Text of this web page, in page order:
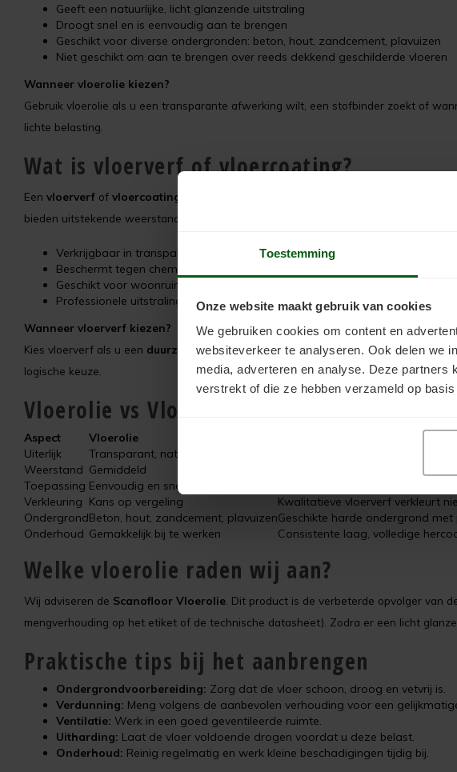
Toestemming
Onze website maakt gebruik van cookies
We gebruiken cookies om content en
websiteverkeer te analyseren. Ook delen we
media, adverteren en analyse. Deze partners
verstrekt of die ze hebben verzameld op
Geeft een natuurlijke, licht glanzende uitstraling
Droogt snel en is eenvoudig aan te brengen
Geschikt voor diverse ondergronden: beton, hout, zandcement, plavuizen
Niet geschikt om aan te brengen over reeds dekkend geschilderde vloeren
Wanneer vloerolie kiezen?
Gebruik vloerolie als u een transparante afwerking wilt, een stofbinder zoekt of
lichte belasting.
Wat is vloerverf of vloercoating?
Een vloerverf of vloercoating
is een verflaag die de vloer beschermt en tegelijk
bieden uitstekende weerstand tegen slijtage en chemicaliën. Veel vloerverven
Verkrijgbaar in transparante en dekkende varianten
Beschermt tegen chemicaliën, vocht en mechanische belasting
Geschikt voor woonruimtes, winkels, garages en werkplaatsen
Professionele uitstraling met kleur- en glansopties
Wanneer vloerverf kiezen?
Kies vloerverf als u een duurzame en onderhoudsvriendelijke vloerafwerking
logische keuze.
Vloerolie vs Vloerverf: de belangrijkste
Aspect Vloerolie
Uiterlijk
Transparant, natuurlijke look
Dekkend of transparant, keuze
Weerstand Gemiddeld
Toepassing Eenvoudig en snel
Verkleuring Kans op vergeling
Kwalitatieve vloerverf verkleurt
OndergrondBeton, hout, zandcement, plavuizenGeschikte harde ondergrond met
Onderhoud Gemakkelijk bij te werken Consistente laag, volledige
Welke vloerolie raden wij aan?
Wij adviseren de Scanofloor Vloerolie . Dit product is de verbeterde opvolger van
mengverhouding op het etiket of de technische datasheet). Zodra er een licht
Praktische tips bij het aanbrengen
Ondergrondvoorbereiding: Zorg dat de vloer schoon, droog en vetvrij is.
Verdunning: Meng volgens de aanbevolen verhouding voor een
Ventilatie: Werk in een goed geventileerde ruimte.
Uitharding: Laat de vloer voldoende drogen voordat u deze belast.
Onderhoud: Reinig regelmatig en werk kleine beschadigingen tijdig bij.